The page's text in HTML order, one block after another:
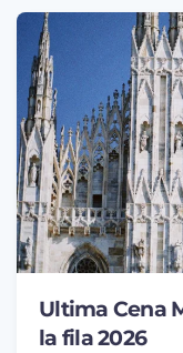
Ultima Cena
la fila 2026